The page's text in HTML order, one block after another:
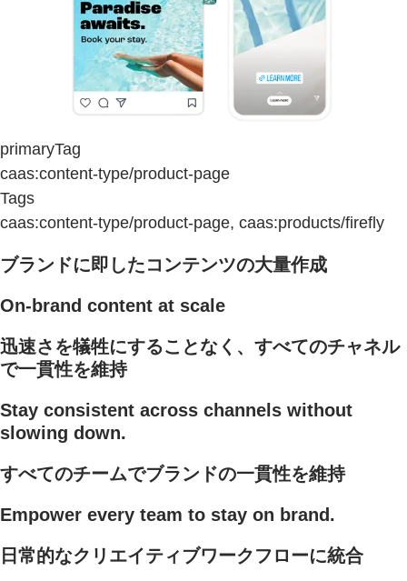
primaryTag
caas:content-type/product-page
Tags
caas:content-type/product-page, caas:products/firefly
ブランドに即したコンテンツの大量作成
On-brand content at scale
迅速さを犠牲にすることなく、すべてのチャネル
で一貫性を維持
Stay consistent across channels without
slowing down.
すべてのチームでブランドの一貫性を維持
Empower every team to stay on brand.
日常的なクリエイティブワークフローに統合